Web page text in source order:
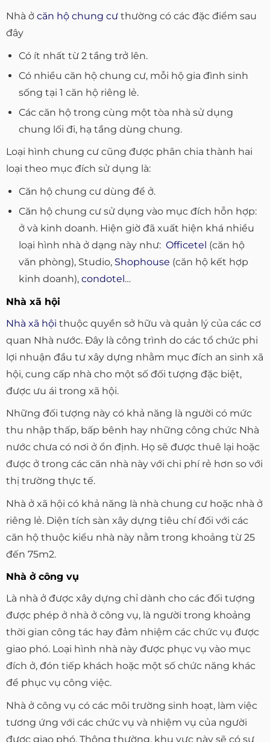
Nhà ở căn hộ chung cư thường có các đặc điểm sau
đây
Có ít nhất từ 2 tầng trở lên.
Có nhiều căn hộ chung cư, mỗi hộ gia đình sinh
sống tại 1 căn hộ riêng lẻ.
Các căn hộ trong cùng một tòa nhà sử dụng
chung lối đi, hạ tầng dùng chung.
Loại hình chung cư cũng được phân chia thành hai
loại theo mục đích sử dụng là:
Căn hộ chung cư dùng để ở.
Căn hộ chung cư sử dụng vào mục đích hỗn hợp:
ở và kinh doanh. Hiện giờ đã xuất hiện khá nhiều
loại hình nhà ở dạng này như: Officetel (căn hộ
văn phòng), Studio, Shophouse (căn hộ kết hợp
kinh doanh), condotel…
Nhà xã hội
Nhà xã hội thuộc quyền sở hữu và quản lý của các cơ
quan Nhà nước. Đây là công trình do các tổ chức phi
lợi nhuận đầu tư xây dựng nhằm mục đích an sinh xã
hội, cung cấp nhà cho một số đối tượng đặc biệt,
được ưu ái trong xã hội.
Những đối tượng này có khả năng là người có mức
thu nhập thấp, bấp bênh hay những công chức Nhà
nước chưa có nơi ở ổn định. Họ sẽ được thuê lại hoặc
được ở trong các căn nhà này với chi phí rẻ hơn so với
thị trường thực tế.
Nhà ở xã hội có khả năng là nhà chung cư hoặc nhà ở
riêng lẻ. Diện tích sàn xây dựng tiêu chí đối với các
căn hộ thuộc kiểu nhà này nằm trong khoảng từ 25
đến 75m2.
Nhà ở công vụ
Là nhà ở được xây dựng chỉ dành cho các đối tượng
được phép ở nhà ở công vụ, là người trong khoảng
thời gian công tác hay đảm nhiệm các chức vụ được
giao phó. Loại hình nhà này được phục vụ vào mục
đích ở, đón tiếp khách hoặc một số chức năng khác
để phục vụ công việc.
Nhà ở công vụ có các môi trường sinh hoạt, làm việc
tương ứng với các chức vụ và nhiệm vụ của người
được giao phó. Thông thường, khu vực này sẽ có sự